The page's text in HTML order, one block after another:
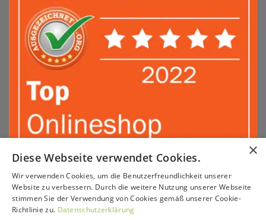
Sepa PayPal Amazon Apple
Pay
Google
Pay
Klarna
MasterCardAmerican
Express
Sofort GiroPay
×
Diese Webseite verwendet Cookies.
Wir verwenden Cookies, um die Benutzerfreundlichkeit unserer
Website zu verbessern. Durch die weitere Nutzung unserer Webseite
stimmen Sie der Verwendung von Cookies gemäß unserer Cookie-
Richtlinie zu. Datenschutzerklärung